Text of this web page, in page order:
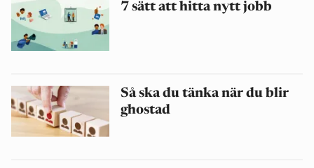
7 sätt att hitta nytt jobb
Så ska du tänka när du blir
ghostad